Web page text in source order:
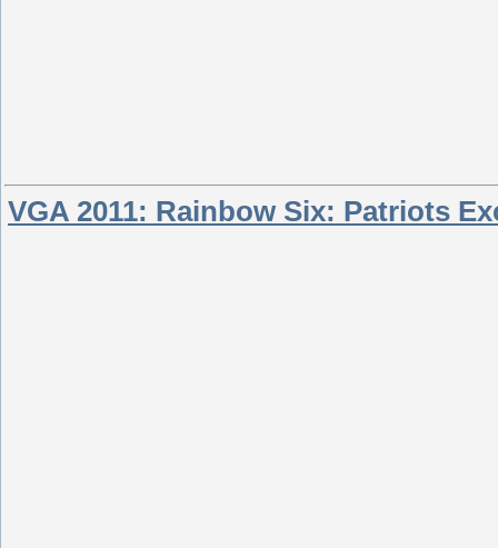
VGA 2011: Rainbow Six: Patriots